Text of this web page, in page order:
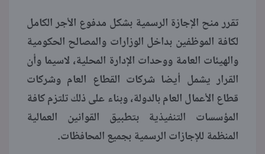
تقرر منح الإجازة الرسمية بشكل مدفوع الأجر الكامل
لكافة الموظفين بداخل الوزارات والمصالح الحكومية
والهيئات العامة ووحدات الإدارة المحلية، لاسيما وأن
القرار يشمل أيضا شركات القطاع العام وشركات
قطاع الأعمال العام بالدولة، وبناء على ذلك تلتزم كافة
المؤسسات التنفيذية بتطبيق القوانين العمالية
المنظمة للإجازات الرسمية بجميع المحافظات.